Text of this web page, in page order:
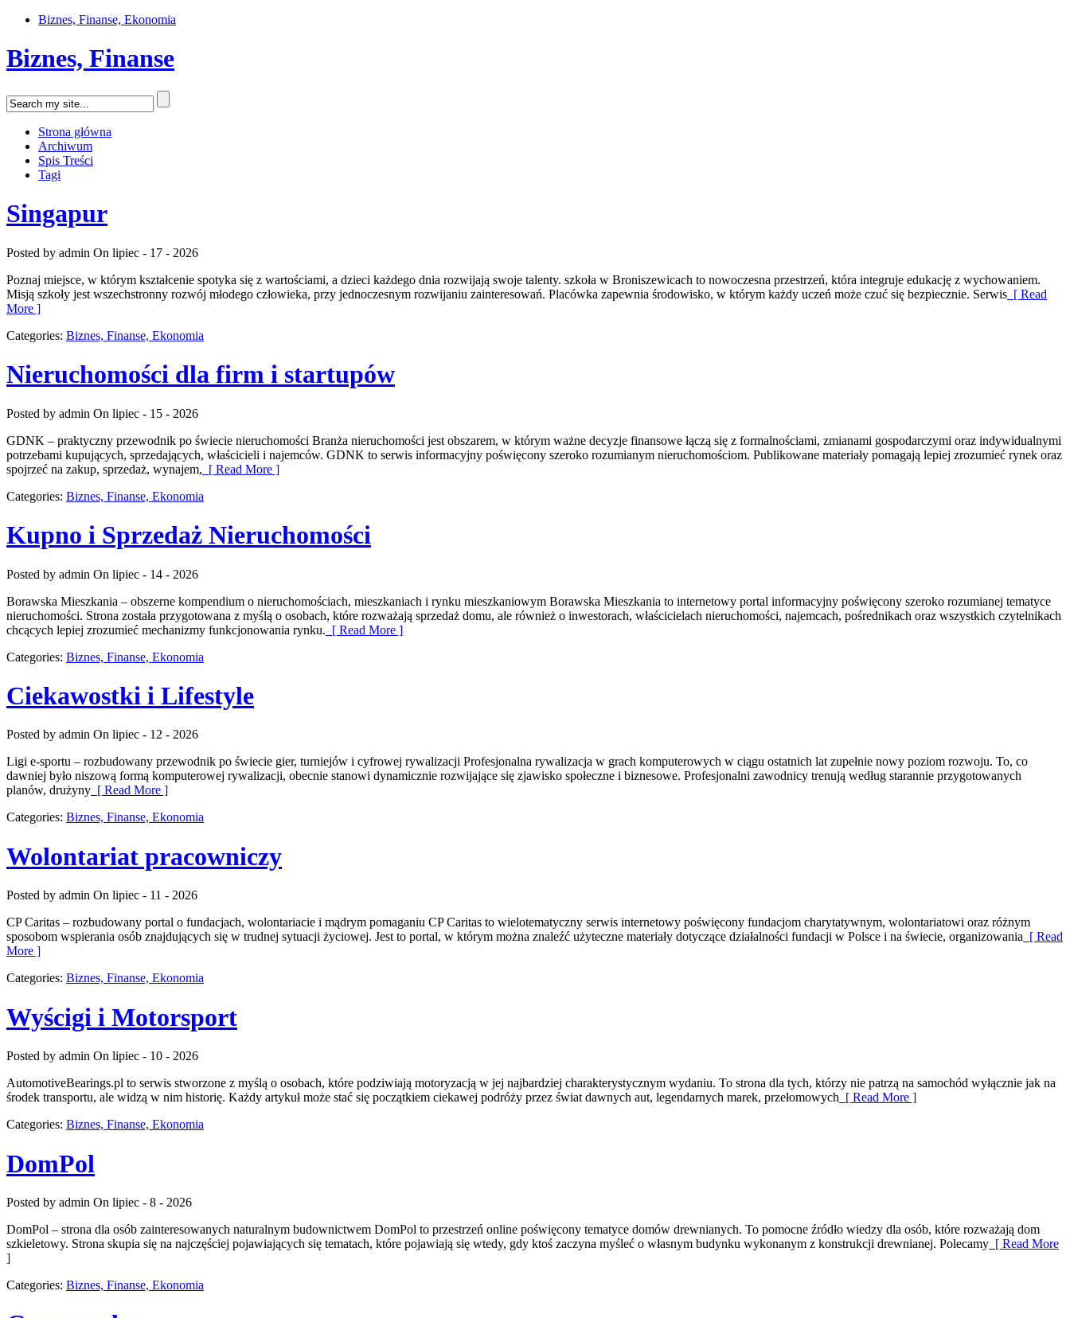
Biznes, Finanse, Ekonomia
Biznes, Finanse
Strona główna
Archiwum
Spis Treści
Tagi
Singapur
Posted by admin On lipiec - 17 - 2026
Poznaj miejsce, w którym kształcenie spotyka się z wartościami, a dzieci każdego dnia rozwijają swoje talenty. szkoła w Broniszewicach to nowoczesna przestrzeń, która integruje edukację z wychowaniem.
Misją szkoły jest wszechstronny rozwój młodego człowieka, przy jednoczesnym rozwijaniu zainteresowań. Placówka zapewnia środowisko, w którym każdy uczeń może czuć się bezpiecznie. Serwis [ Read
More ]
Categories: Biznes, Finanse, Ekonomia
Nieruchomości dla firm i startupów
Posted by admin On lipiec - 15 - 2026
GDNK – praktyczny przewodnik po świecie nieruchomości Branża nieruchomości jest obszarem, w którym ważne decyzje finansowe łączą się z formalnościami, zmianami gospodarczymi oraz indywidualnymi
potrzebami kupujących, sprzedających, właścicieli i najemców. GDNK to serwis informacyjny poświęcony szeroko rozumianym nieruchomościom. Publikowane materiały pomagają lepiej zrozumieć rynek oraz
spojrzeć na zakup, sprzedaż, wynajem, [ Read More ]
Categories: Biznes, Finanse, Ekonomia
Kupno i Sprzedaż Nieruchomości
Posted by admin On lipiec - 14 - 2026
Borawska Mieszkania – obszerne kompendium o nieruchomościach, mieszkaniach i rynku mieszkaniowym Borawska Mieszkania to internetowy portal informacyjny poświęcony szeroko rozumianej tematyce
nieruchomości. Strona została przygotowana z myślą o osobach, które rozważają sprzedaż domu, ale również o inwestorach, właścicielach nieruchomości, najemcach, pośrednikach oraz wszystkich czytelnikach
chcących lepiej zrozumieć mechanizmy funkcjonowania rynku. [ Read More ]
Categories: Biznes, Finanse, Ekonomia
Ciekawostki i Lifestyle
Posted by admin On lipiec - 12 - 2026
Ligi e-sportu – rozbudowany przewodnik po świecie gier, turniejów i cyfrowej rywalizacji Profesjonalna rywalizacja w grach komputerowych w ciągu ostatnich lat zupełnie nowy poziom rozwoju. To, co
dawniej było niszową formą komputerowej rywalizacji, obecnie stanowi dynamicznie rozwijające się zjawisko społeczne i biznesowe. Profesjonalni zawodnicy trenują według starannie przygotowanych
planów, drużyny [ Read More ]
Categories: Biznes, Finanse, Ekonomia
Wolontariat pracowniczy
Posted by admin On lipiec - 11 - 2026
CP Caritas – rozbudowany portal o fundacjach, wolontariacie i mądrym pomaganiu CP Caritas to wielotematyczny serwis internetowy poświęcony fundacjom charytatywnym, wolontariatowi oraz różnym
sposobom wspierania osób znajdujących się w trudnej sytuacji życiowej. Jest to portal, w którym można znaleźć użyteczne materiały dotyczące działalności fundacji w Polsce i na świecie, organizowania [ Read
More ]
Categories: Biznes, Finanse, Ekonomia
Wyścigi i Motorsport
Posted by admin On lipiec - 10 - 2026
AutomotiveBearings.pl to serwis stworzone z myślą o osobach, które podziwiają motoryzacją w jej najbardziej charakterystycznym wydaniu. To strona dla tych, którzy nie patrzą na samochód wyłącznie jak na
środek transportu, ale widzą w nim historię. Każdy artykuł może stać się początkiem ciekawej podróży przez świat dawnych aut, legendarnych marek, przełomowych [ Read More ]
Categories: Biznes, Finanse, Ekonomia
DomPol
Posted by admin On lipiec - 8 - 2026
DomPol – strona dla osób zainteresowanych naturalnym budownictwem DomPol to przestrzeń online poświęcony tematyce domów drewnianych. To pomocne źródło wiedzy dla osób, które rozważają dom
szkieletowy. Strona skupia się na najczęściej pojawiających się tematach, które pojawiają się wtedy, gdy ktoś zaczyna myśleć o własnym budynku wykonanym z konstrukcji drewnianej. Polecamy [ Read More
]
Categories: Biznes, Finanse, Ekonomia